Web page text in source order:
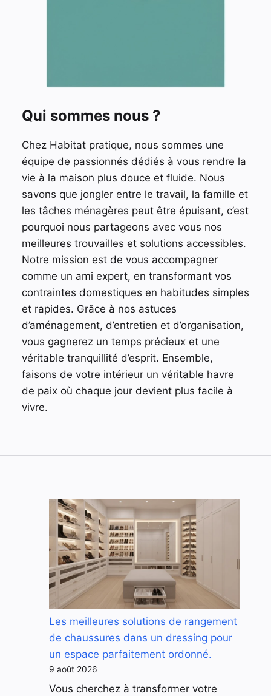
Qui sommes nous ?
Chez Habitat pratique, nous sommes une
équipe de passionnés dédiés à vous rendre la
vie à la maison plus douce et fluide. Nous
savons que jongler entre le travail, la famille et
les tâches ménagères peut être épuisant, c’est
pourquoi nous partageons avec vous nos
meilleures trouvailles et solutions accessibles.
Notre mission est de vous accompagner
comme un ami expert, en transformant vos
contraintes domestiques en habitudes simples
et rapides. Grâce à nos astuces
d’aménagement, d’entretien et d’organisation,
vous gagnerez un temps précieux et une
véritable tranquillité d’esprit. Ensemble,
faisons de votre intérieur un véritable havre
de paix où chaque jour devient plus facile à
vivre.
Les meilleures solutions de rangement
de chaussures dans un dressing pour
un espace parfaitement ordonné.
9 août 2026
Vous cherchez à transformer votre